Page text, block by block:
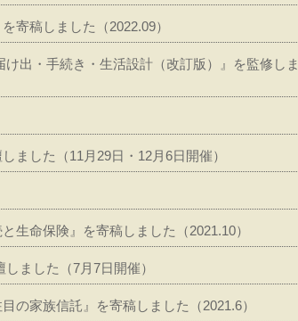
寄稿しました（2022.09）
出・手続き・生活設計（改訂版）』を監修しま
ました（11月29日・12月6日開催）
生命保険』を寄稿しました（2021.10）
ました（7月7日開催）
の家族信託』を寄稿しました（2021.6）